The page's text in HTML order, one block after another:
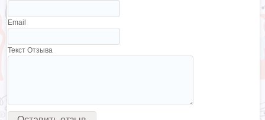
Email
Текст Отзыва